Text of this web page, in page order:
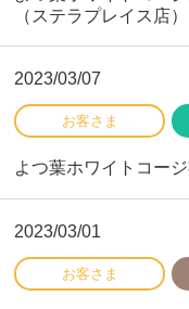
（ステラプレイス店）
2023/03/07
よつ葉ホワイトコー
2023/03/01